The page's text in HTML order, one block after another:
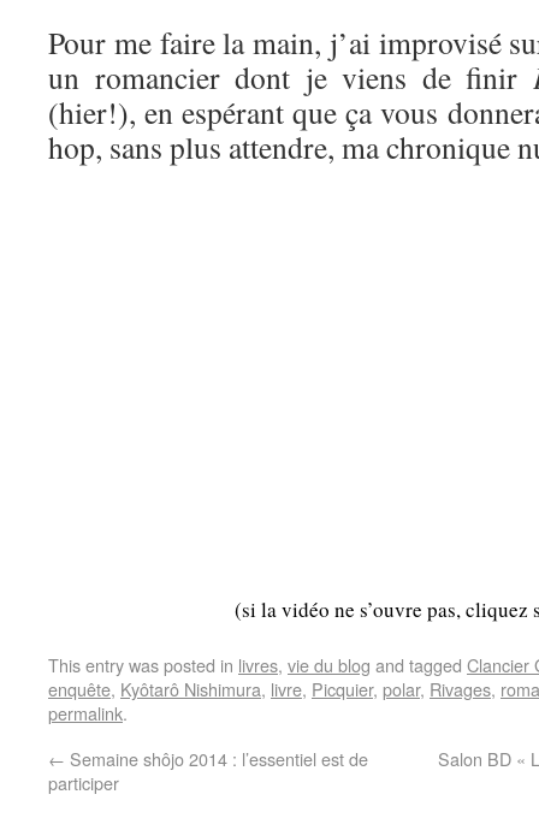
Pour me faire la main, j’ai improvisé
un romancier dont je viens de finir
(hier!), en espérant que ça vous
hop, sans plus attendre, ma chronique
(si la vidéo ne s’ouvre pas, cliquez
This entry was posted in livres, vie du blog and tagged Clancier
enquête, Kyôtarô Nishimura, livre, Picquier, polar, Rivages,
permalink.
← Semaine shôjo 2014 : l’essentiel est de
participer
Salon BD «